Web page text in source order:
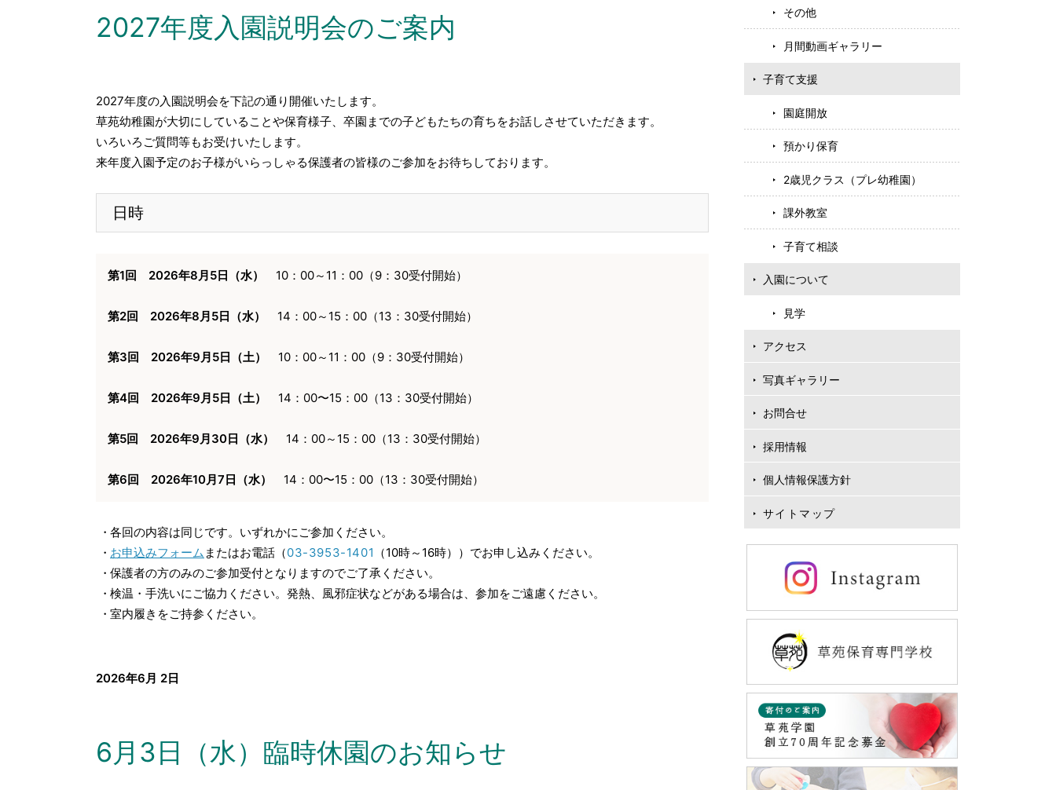
2027年度入園説明会のご案内
2027年度の入園説明会を下記の通り開催いたします。
草苑幼稚園が大切にしていることや保育様子、卒園までの子どもたちの育ちをお話しさせていただきます。
いろいろご質問等もお受けいたします。
来年度入園予定のお子様がいらっしゃる保護者の皆様のご参加をお待ちしております。
日時
第1回 2026年8月5日（水） 10：00～11：00（9：30受付開始）
第2回 2026年8月5日（水） 14：00～15：00（13：30受付開始）
第3回 2026年9月5日（土） 10：00～11：00（9：30受付開始）
第4回 2026年9月5日（土） 14：00〜15：00（13：30受付開始）
第5回 2026年9月30日（水） 14：00～15：00（13：30受付開始）
第6回 2026年10月7日（水） 14：00〜15：00（13：30受付開始）
各回の内容は同じです。いずれかにご参加ください。
お申込みフォーム またはお電話（03-3953-1401 （10時～16時））でお申し込みください。
保護者の方のみのご参加受付となりますのでご了承ください。
検温・手洗いにご協力ください。発熱、風邪症状などがある場合は、参加をご遠慮ください。
室内履きをご持参ください。
2026年6月 2日
6月3日（水）臨時休園のお知らせ
その他
月間動画ギャラリー
子育て支援
園庭開放
預かり保育
2歳児クラス（プレ幼稚園）
課外教室
子育て相談
入園について
見学
アクセス
写真ギャラリー
お問合せ
採用情報
個人情報保護方針
サイトマップ